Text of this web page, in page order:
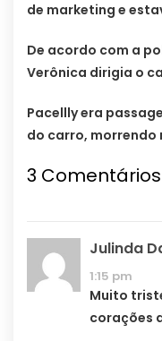
de marketing e
De acordo com a
Verônica dirigia o
Pacellly era
do carro, morrendo
3 Comentários
Julinda
1:15 pm
Muito
corações